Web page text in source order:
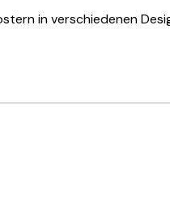
in verschiedenen